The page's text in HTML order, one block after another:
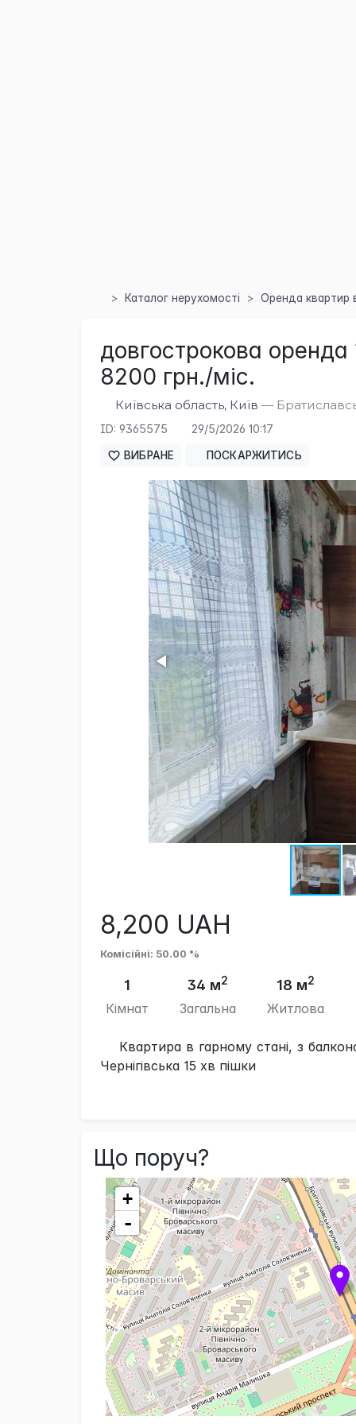
Каталог нерухомості Оренда квартир
довгострокова
8200 грн./міс.
Київська область, Київ —
ID: 9365575 29/5/2026 10:17
ВИБРАНЕ ПОСКАРЖИТИСЬ
8,200 UAH
Комісійні: 50.00 %
1
Кімнат
34 м2
Загальна
18 м2
Житлова
Квартира в гарному стані, з
Чернігівська 15 хв пішки
Що поруч?
+
-